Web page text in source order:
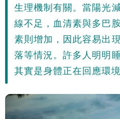
生理機制有關。當陽光
線不足，血清素與多巴
素則增加，因此容易出
落等情況。許多人明明
其實是身體正在回應環境